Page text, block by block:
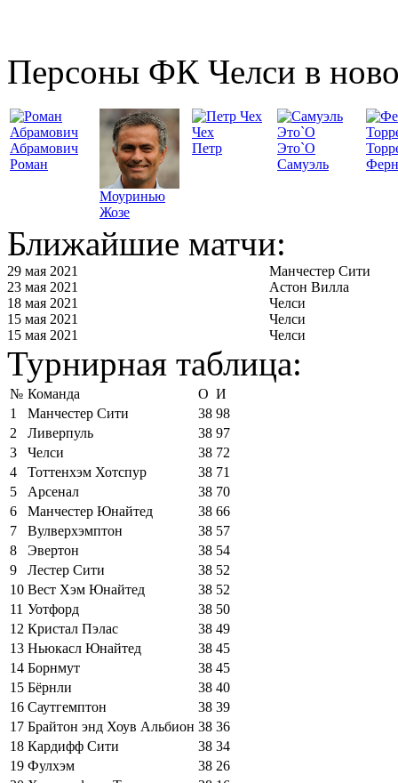
Персоны ФК Челси в
Абрамович
Роман
Моуринью
Жозе
Чех
Петр
Это`О
Самуэль
Ближайшие матчи:
29 мая 2021
Манчестер Сити
23 мая 2021
Астон Вилла
18 мая 2021
Челси
15 мая 2021
Челси
15 мая 2021
Челси
Турнирная таблица:
№ Команда О И
1
Манчестер Сити 38 98
2
Ливерпуль 38 97
3
Челси 38 72
4
Тоттенхэм Хотспур 38 71
5
Арсенал 38 70
6
Манчестер Юнайтед 38 66
7
Вулверхэмптон 38 57
8
Эвертон 38 54
9
Лестер Сити 38 52
10 Вест Хэм Юнайтед 38 52
11 Уотфорд 38 50
12 Кристал Пэлас 38 49
13 Ньюкасл Юнайтед 38 45
14 Борнмут 38 45
15 Бёрнли 38 40
16 Саутгемптон 38 39
17 Брайтон энд Хоув Альбион 38 36
18 Кардифф Сити 38 34
19 Фулхэм 38 26